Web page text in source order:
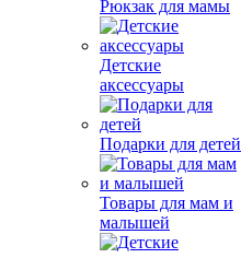
Рюкзак для мамы
Детские
аксессуары
Подарки для детей
Товары для мам и
малышей